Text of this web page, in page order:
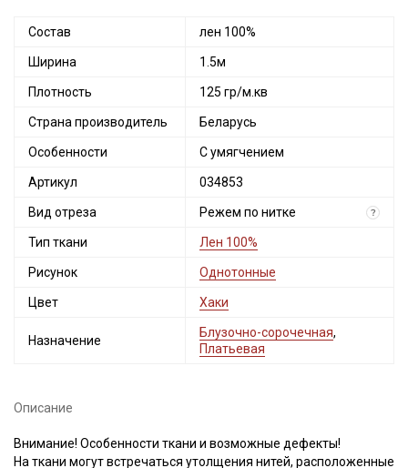
Состав лен 100%
Ширина 1.5м
Плотность 125 гр/м.кв
Страна производитель Беларусь
Особенности С умягчением
Артикул 034853
Вид отреза Режем по нитке ?
Тип ткани Лен 100%
Рисунок Однотонные
Цвет Хаки
Назначение
Блузочно-сорочечная,
Платьевая
Описание
Внимание! Особенности ткани и возможные дефекты!
На ткани могут встречаться утолщения нитей, расположенные